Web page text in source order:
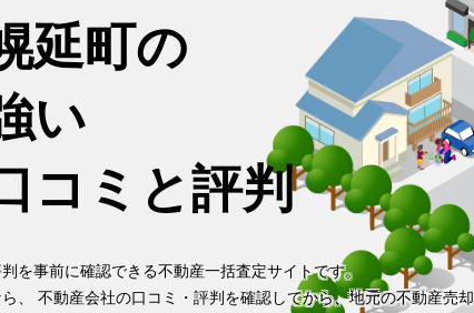
延町の
い
コミと評判
を事前に確認できる不動産一括査定サイトです。
、 不動産会社の口コミ・評判を確認してから、地元の不動産売却